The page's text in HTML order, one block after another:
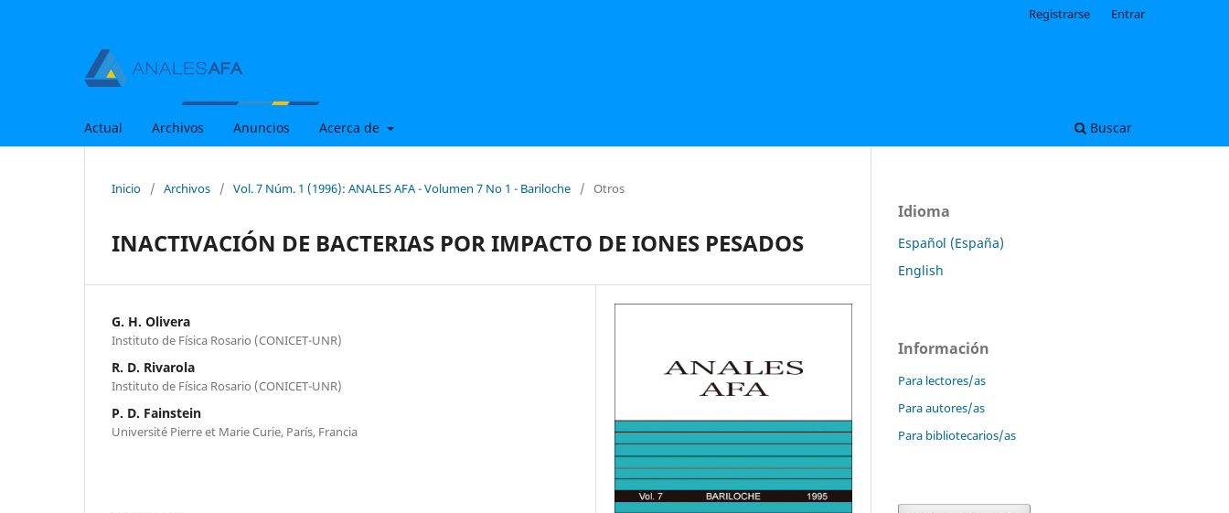
Actual Archivos Anuncios Acerca de Buscar
Registrarse Entrar
Inicio / Archivos / Vol. 7 Núm. 1 (1996): ANALES AFA - Volumen 7 No 1 - Bariloche / Otros
INACTIVACIÓN DE BACTERIAS POR IMPACTO DE IONES PESADOS
G. H. Olivera
Instituto de Física Rosario (CONICET-UNR)
R. D. Rivarola
Instituto de Física Rosario (CONICET-UNR)
P. D. Fainstein
Université Pierre et Marie Curie, París, Francia
Idioma
Español (España)
English
Información
Para lectores/as
Para autores/as
Para bibliotecarios/as